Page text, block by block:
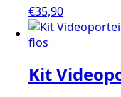
€35,90
Kit